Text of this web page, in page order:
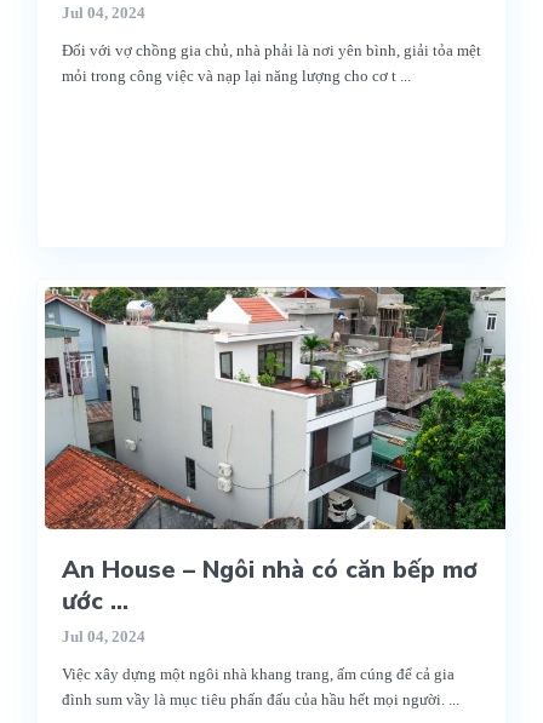
Jul 04, 2024
Đối với vợ chồng gia chủ, nhà phải là nơi yên bình, giải tỏa mệt
mỏi trong công việc và nạp lại năng lượng cho cơ t ...
An House – Ngôi nhà có căn bếp mơ
ước ...
Jul 04, 2024
Việc xây dựng một ngôi nhà khang trang, ấm cúng để cả gia
đình sum vầy là mục tiêu phấn đấu của hầu hết mọi người. ...